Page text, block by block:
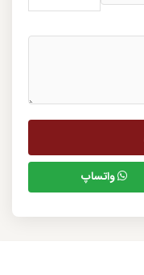
واتساپ